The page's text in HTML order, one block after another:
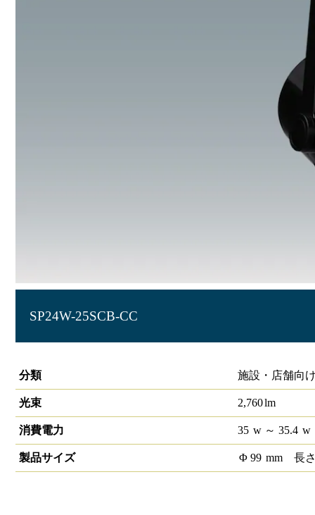
SP24W-25SCB-CC
分類
施設・店舗向
光束 2,760lm
消費電力 35 w～ 35.4 w
製品サイズ Φ 99 mm 長